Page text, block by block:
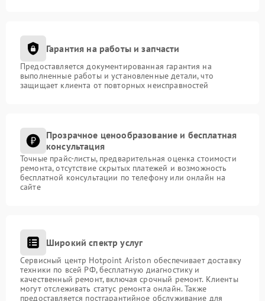
Гарантия на работы и запчасти
Предоставляется документированная гарантия на
выполненные работы и установленные детали, что
защищает клиента от повторных неисправностей
Прозрачное ценообразование и бесплатная
консультация
Точные прайс-листы, предварительная оценка стоимости
ремонта, отсутствие скрытых платежей и возможность
бесплатной консультации по телефону или онлайн на
сайте
Широкий спектр услуг
Сервисный центр Hotpoint Ariston обеспечивает доставку
техники по всей РФ, бесплатную диагностику и
качественный ремонт, включая срочный ремонт. Клиенты
могут отслеживать статус ремонта онлайн. Также
предоставляется постгарантийное обслуживание для